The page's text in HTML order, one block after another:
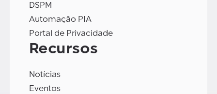
DSPM
Automação PIA
Portal de Privacidade
Recursos
Notícias
Eventos